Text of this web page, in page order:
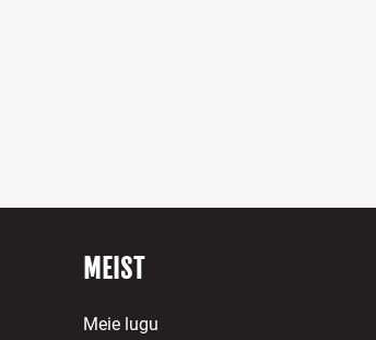
MEIST
Meie lugu